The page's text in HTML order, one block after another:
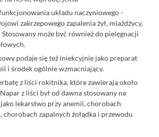
układu naczyniowego -
zakrzepowego zapalenia żył, miażdżycy,
Stosowany może być również do pielęgnacji
podaje się też iniekcyjnie jako preparat
i środek ogólnie wzmacniający.
z liści rokitnika, które zawierają około
z liści był od dawna stosowany na
lekarstwo przy anemii, chorobach
chorobach zapalnych żołądka i przewodu